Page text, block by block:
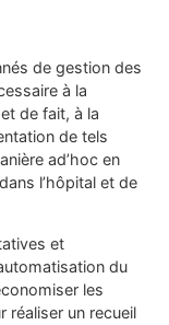
de gestion des
à la
de fait, à la
de tels
ad’hoc en
l’hôpital et de
et
du
les
réaliser un recueil